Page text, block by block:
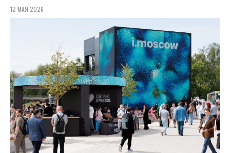
12 МАЯ 2026